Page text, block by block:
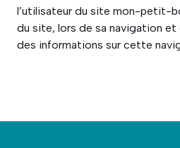
l’utilisateur du site mon-petit-
du site, lors de sa navigation
des informations sur cette